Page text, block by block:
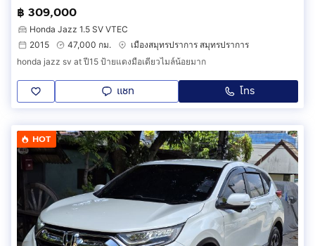
฿ 309,000
Honda Jazz 1.5 SV VTEC
2015
47,000 กม.
เมืองสมุทรปราการ สมุทรปราการ
honda jazz sv at ปี15 ป้ายแดงมือเดียวไมล์น้อยมาก
แชท โทร
HOT